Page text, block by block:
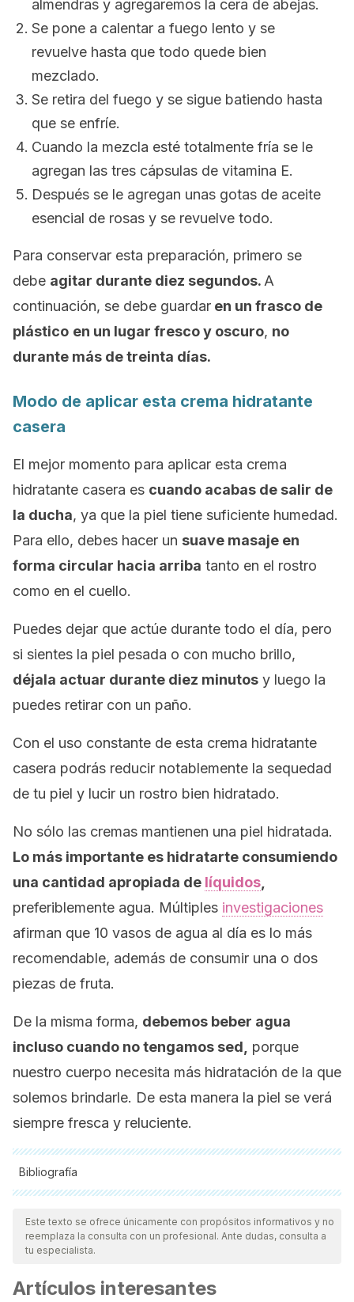
almendras y agregaremos la cera de abejas.
Se pone a calentar a fuego lento y se
revuelve hasta que todo quede bien
mezclado.
Se retira del fuego y se sigue batiendo hasta
que se enfríe.
Cuando la mezcla esté totalmente fría se le
agregan las tres cápsulas de vitamina E.
Después se le agregan unas gotas de aceite
esencial de rosas y se revuelve todo.
Para conservar esta preparación, primero se
debe agitar durante diez segundos. A
continuación, se debe guardar en un frasco de
plástico en un lugar fresco y oscuro, no
durante más de treinta días.
Modo de aplicar esta crema hidratante
casera
El mejor momento para aplicar esta crema
hidratante casera es cuando acabas de salir de
la ducha, ya que la piel tiene suficiente humedad.
Para ello, debes hacer un suave masaje en
forma circular hacia arriba tanto en el rostro
como en el cuello.
Puedes dejar que actúe durante todo el día, pero
si sientes la piel pesada o con mucho brillo,
déjala actuar durante diez minutos y luego la
puedes retirar con un paño.
Con el uso constante de esta crema hidratante
casera podrás reducir notablemente la sequedad
de tu piel y lucir un rostro bien hidratado.
No sólo las cremas mantienen una piel hidratada.
Lo más importante es hidratarte consumiendo
una cantidad apropiada de líquidos
preferiblemente agua. Múltiples investigaciones
afirman que 10 vasos de agua al día es lo más
recomendable, además de consumir una o dos
piezas de fruta.
De la misma forma, debemos beber agua
incluso cuando no tengamos sed,
porque
nuestro cuerpo necesita más hidratación de la que
solemos brindarle. De esta manera la piel se verá
siempre fresca y reluciente.
Bibliografía
Todas las fuentes citadas fueron revisadas a profundidad por
nuestro equipo, para asegurar su calidad, confiabilidad,
vigencia y validez.La bibliografía de este artículo fue
científica.
Este texto se ofrece únicamente con propósitos informativos y no
reemplaza la consulta con un profesional. Ante dudas, consulta a
tu especialista.
Artículos interesantes